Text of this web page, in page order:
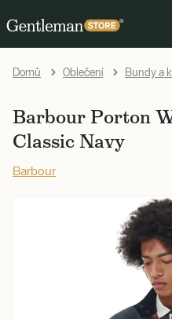
Domů Oblečení Bundy a
Barbour Porton
Classic Navy
Barbour